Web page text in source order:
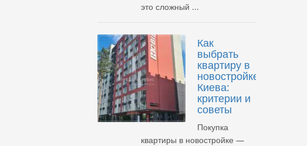
это сложный ...
Как
выбрать
квартиру в
новостройке
Киева:
критерии и
советы
Покупка
квартиры в новостройке —